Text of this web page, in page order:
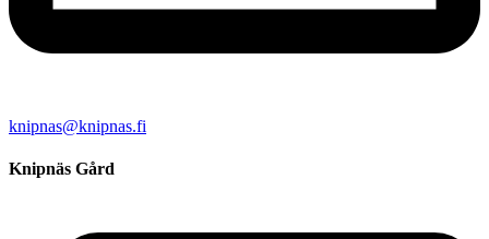
knipnas@knipnas.fi
Knipnäs Gård